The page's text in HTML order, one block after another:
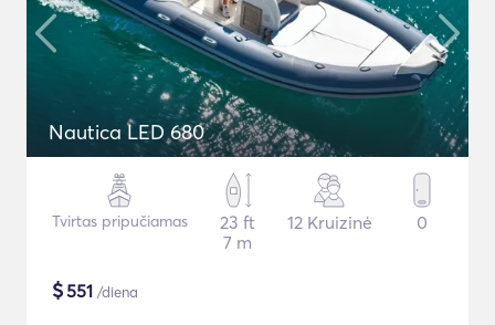
Nautica LED 680
Tvirtas pripučiamas
23 ft
7 m
12 Kruizinė 0
$551 /diena